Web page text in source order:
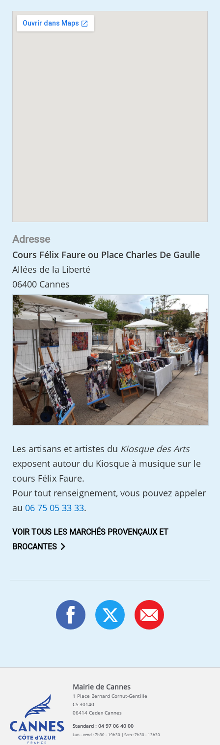
Adresse
Cours Félix Faure ou Place Charles De Gaulle
Allées de la Liberté
06400 Cannes
Les artisans et artistes du Kiosque des Arts
exposent autour du Kiosque à musique sur le
cours Félix Faure.
Pour tout renseignement, vous pouvez appeler
au 06 75 05 33 33.
VOIR TOUS LES MARCHÉS PROVENÇAUX ET
BROCANTES
Mairie de Cannes
1 Place Bernard Cornut-Gentille
CS 30140
06414 Cedex Cannes
Standard : 04 97 06 40 00
Lun - vend : 7h30 - 19h30 | Sam : 7h30 - 13h30